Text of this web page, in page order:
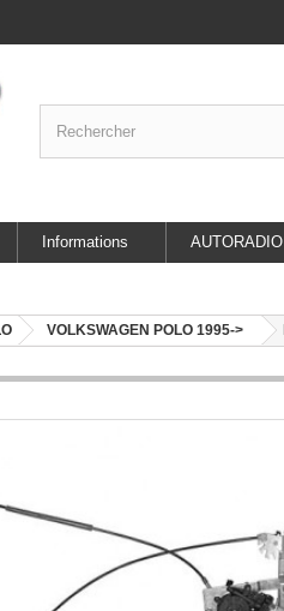
Informations AUTORADIO
VOLKSWAGEN POLO 1995->